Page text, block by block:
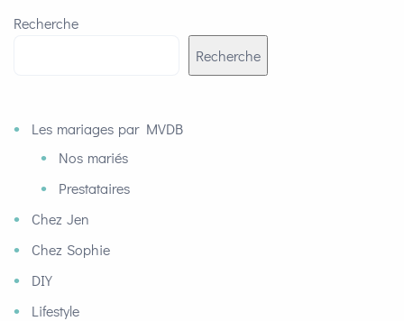
Recherche
Recherche
Les mariages par MVDB
Nos mariés
Prestataires
Chez Jen
Chez Sophie
DIY
Lifestyle